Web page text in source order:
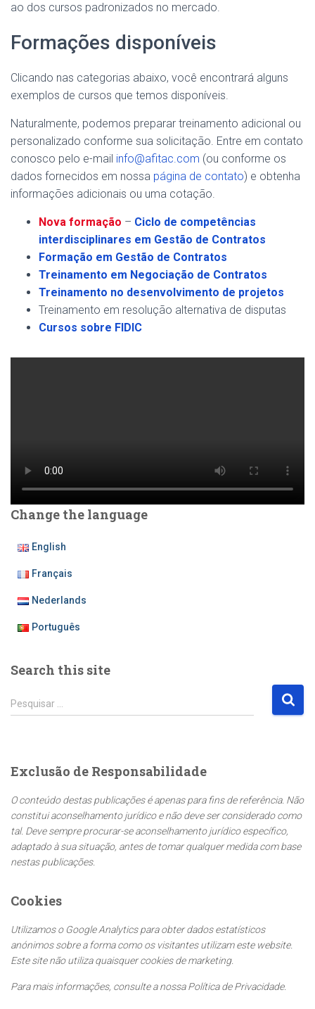
ao dos cursos padronizados no mercado.
Formações disponíveis
Clicando nas categorias abaixo, você encontrará alguns
exemplos de cursos que temos disponíveis.
Naturalmente, podemos preparar treinamento adicional ou
personalizado conforme sua solicitação. Entre em contato
conosco pelo e-mail info@afitac.com (ou conforme os
dados fornecidos em nossa página de contato) e obtenha
informações adicionais ou uma cotação.
Nova formação – Ciclo de competências
interdisciplinares em Gestão de Contratos
Formação em Gestão de Contratos
Treinamento em Negociação de Contratos
Treinamento no desenvolvimento de projetos
Treinamento em resolução alternativa de disputas
Cursos sobre FIDIC
Change the language
English
Français
Nederlands
Português
Search this site
P
e
i
a
r
p
o
r
Pesquisar …
Exclusão de Responsabilidade
O conteúdo destas publicações é apenas para fins de referência. Não
constitui aconselhamento jurídico e não deve ser considerado como
tal. Deve sempre procurar-se aconselhamento jurídico específico,
adaptado à sua situação, antes de tomar qualquer medida com base
nestas publicações.
Cookies
Utilizamos o Google Analytics para obter dados estatísticos
anónimos sobre a forma como os visitantes utilizam este website.
Este site não utiliza quaisquer cookies de marketing.
Para mais informações, consulte a nossa Política de Privacidade.